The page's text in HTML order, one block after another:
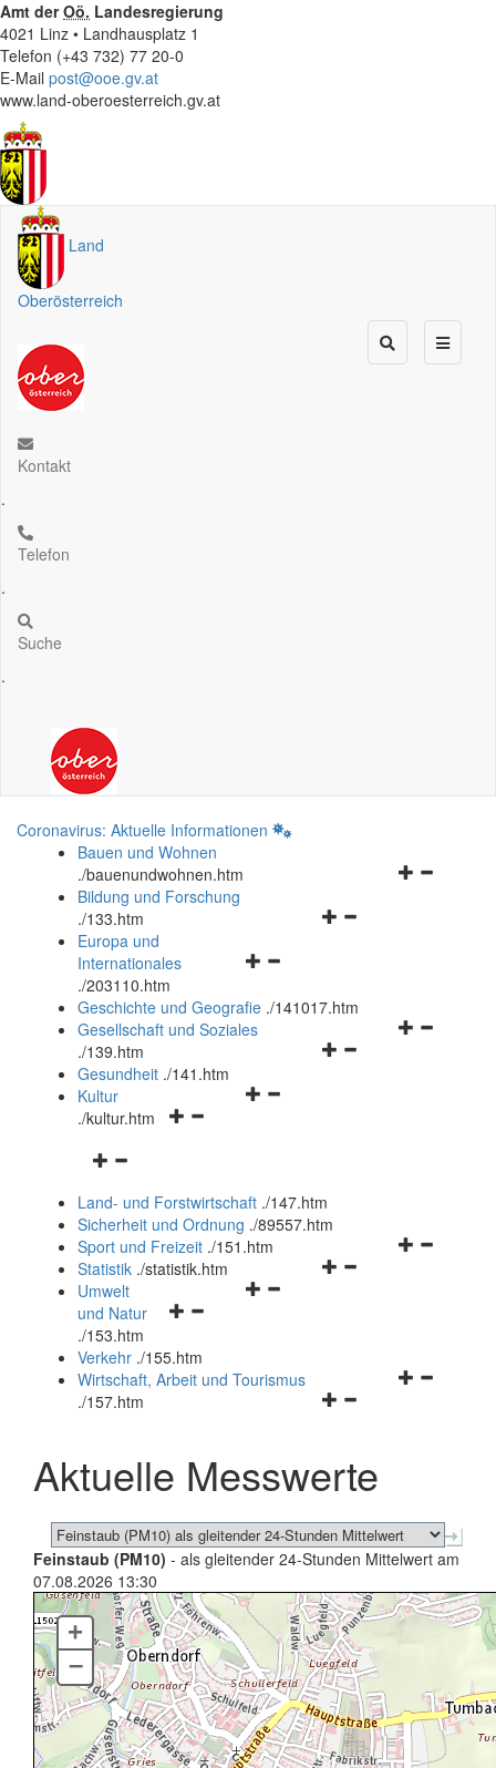
Amt derOö. Landesregierung
4021 Linz • Landhausplatz 1
Telefon (+43 732) 77 20-0
E-Mail post@ooe.gv.at
www.land-oberoesterreich.gv.at
Land
Oberösterreich
Kontakt
.
Telefon
.
Suche
.
Coronavirus: Aktuelle Informationen
Bauen und Wohnen
./bauenundwohnen.htm
Navigationsmenü
Bildung und Forschung
./133.htm
Navigationsmenü
und
schließen
Europa und
Internationales
./203110.htm
Geschichte und Geografie ./141017.htm
Navigationsmenü
Gesellschaft und Soziales
./139.htm
Navigationsmenü
Gesundheit ./141.htm
Navigationsmenü
Kultur
./kultur.htm
Navigationsmenü
und
schließen
Land- und Forstwirtschaft ./147.htm
Sicherheit und Ordnung ./89557.htm
Navigationsmenü
Sport und Freizeit ./151.htm
Navigationsmenü
Statistik ./statistik.htm
Navigationsmenü
und
schließen
Umwelt
und Natur
./153.htm
Verkehr ./155.htm
Navigationsmenü
schließen
Wirtschaft, Arbeit und Tourismus
./157.htm
Aktuelle Messwerte
Feinstaub (PM10) - als gleitender 24-Stunden Mittelwert am
07.08.2026 13:30
+
–